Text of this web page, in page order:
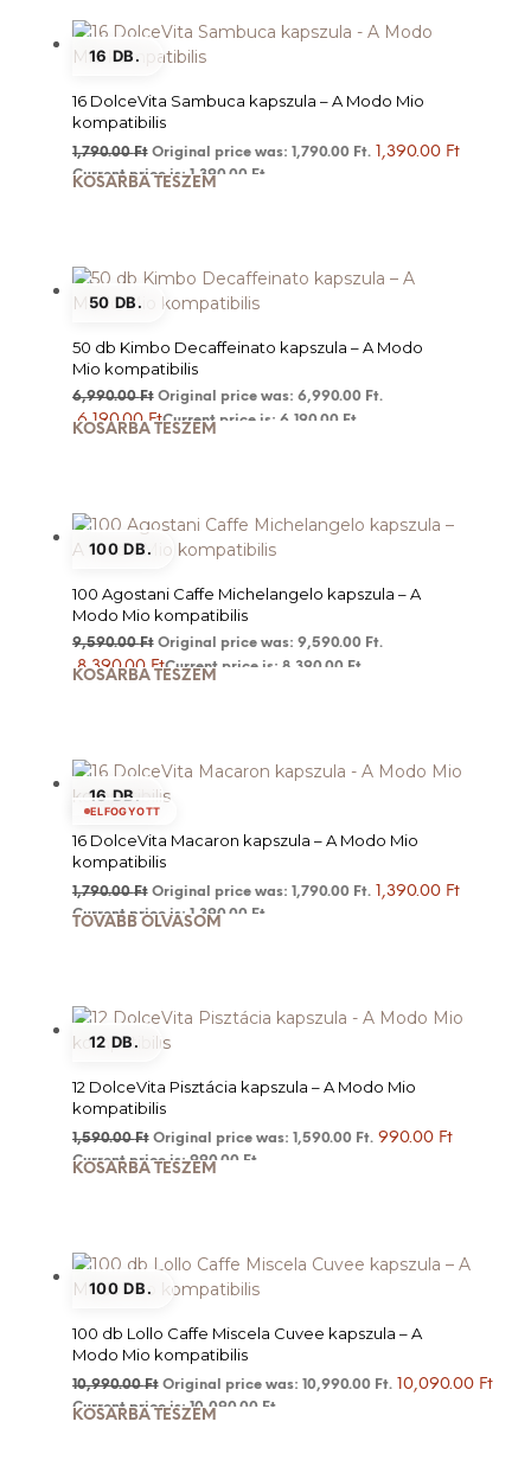
16 DB.
16 DolceVita Sambuca kapszula – A Modo Mio
kompatibilis
1,790.00Ft Original price was: 1,790.00 Ft. 1,390.00 Ft
Current price is: 1,390.00 Ft.
KOSÁRBA TESZEM
50 DB.
50 db Kimbo Decaffeinato kapszula – A Modo
Mio kompatibilis
6,990.00Ft Original price was: 6,990.00 Ft.
6,190.00FtCurrent price is: 6,190.00 Ft.
KOSÁRBA TESZEM
100 DB.
100 Agostani Caffe Michelangelo kapszula – A
Modo Mio kompatibilis
9,590.00Ft Original price was: 9,590.00 Ft.
8,390.00 FtCurrent price is: 8,390.00 Ft.
KOSÁRBA TESZEM
16 DB.
ELFOGYOTT
16 DolceVita Macaron kapszula – A Modo Mio
kompatibilis
1,790.00Ft Original price was: 1,790.00 Ft. 1,390.00 Ft
Current price is: 1,390.00 Ft.
TOVÁBB OLVASOM
12 DB.
12 DolceVita Pisztácia kapszula – A Modo Mio
kompatibilis
1,590.00Ft Original price was: 1,590.00 Ft. 990.00 Ft
Current price is: 990.00 Ft.
KOSÁRBA TESZEM
100 DB.
100 db Lollo Caffe Miscela Cuvee kapszula – A
Modo Mio kompatibilis
10,990.00Ft Original price was: 10,990.00 Ft. 10,090.00 Ft
Current price is: 10,090.00 Ft.
KOSÁRBA TESZEM